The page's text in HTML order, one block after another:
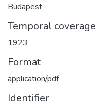
Budapest
Temporal coverage
1923
Format
application/pdf
Identifier